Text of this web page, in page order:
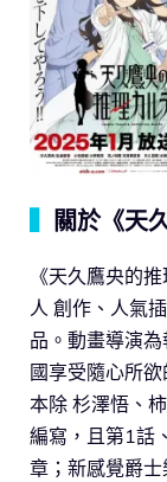
關於《天
《天久鷹央的
人 創作、人氣
品。動畫導演
國享受隨心所
本除 杉澤悟、
編寫，且第1話
章；新感覺爵